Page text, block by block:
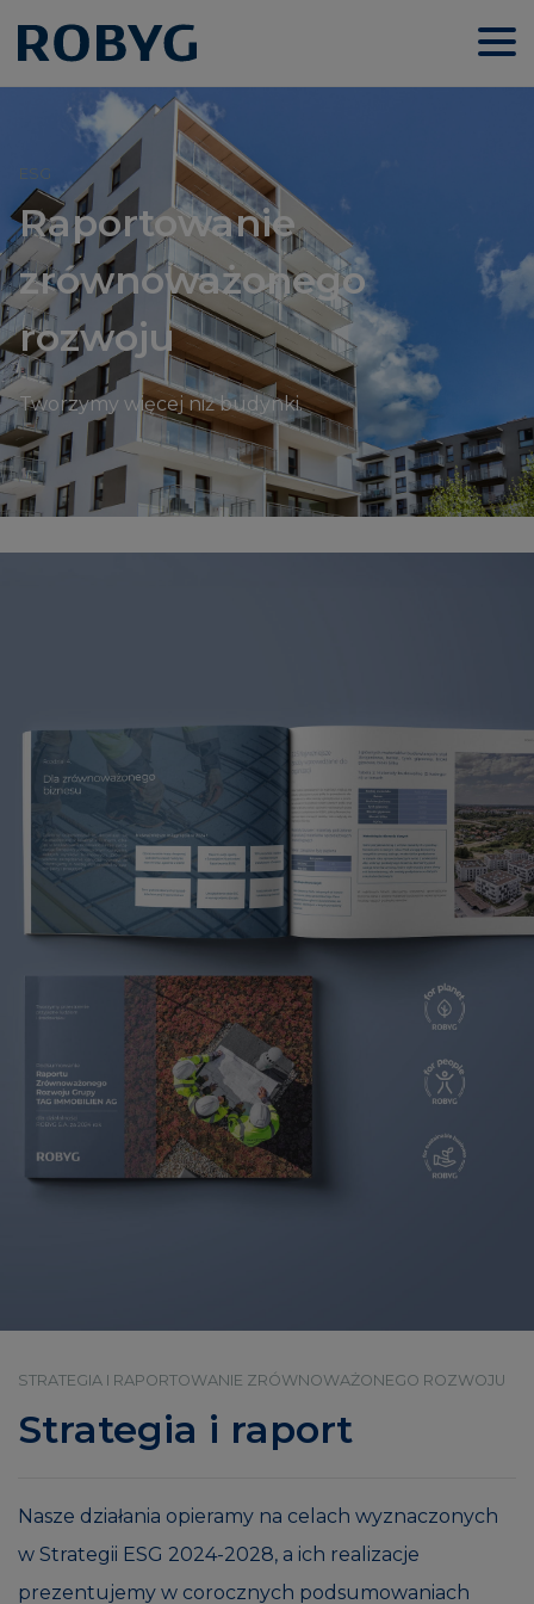
ESG
Raportowanie
zrównoważonego
rozwoju
Tworzymy więcej niż budynki.
STRATEGIA I RAPORTOWANIE ZRÓWNOWAŻONEGO ROZWOJU
Strategia i raport
Nasze działania opieramy na celach wyznaczonych
w Strategii ESG 2024-2028, a ich realizacje
prezentujemy w corocznych podsumowaniach